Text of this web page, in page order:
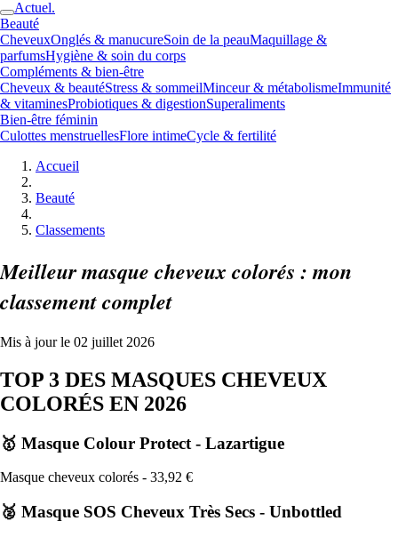
Actuel.
Beauté
CheveuxOnglés & manucureSoin de la peauMaquillage &
parfumsHygiène & soin du corps
Compléments & bien-être
Cheveux & beautéStress & sommeilMinceur & métabolismeImmunité
& vitaminesProbiotiques & digestionSuperaliments
Bien-être féminin
Culottes menstruellesFlore intimeCycle & fertilité
Accueil
Beauté
Classements
Meilleur masque cheveux colorés : mon
classement complet
Mis à jour le 02 juillet 2026
TOP 3 DES MASQUES CHEVEUX
COLORÉS EN 2026
🥇 Masque Colour Protect - Lazartigue
Masque cheveux colorés - 33,92 €
🥈 Masque SOS Cheveux Très Secs - Unbottled